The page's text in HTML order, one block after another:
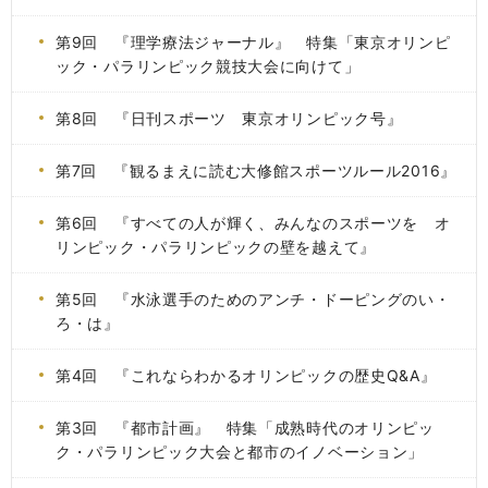
第9回 『理学療法ジャーナル』 特集「東京オリンピ
ック・パラリンピック競技大会に向けて」
第8回 『日刊スポーツ 東京オリンピック号』
第7回 『観るまえに読む大修館スポーツルール2016』
第6回 『すべての人が輝く、みんなのスポーツを オ
リンピック・パラリンピックの壁を越えて』
第5回 『水泳選手のためのアンチ・ドーピングのい・
ろ・は』
第4回 『これならわかるオリンピックの歴史Q&A』
第3回 『都市計画』 特集「成熟時代のオリンピッ
ク・パラリンピック大会と都市のイノベーション」